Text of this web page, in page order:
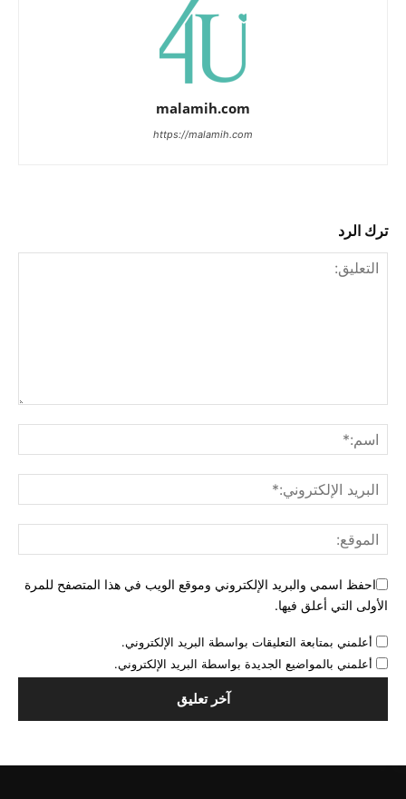
malamih.com
https://malamih.com
ترك الرد
احفظ اسمي والبريد الإلكتروني وموقع الويب في هذا المتصفح للمرة
الأولى التي أعلق فيها.
أعلمني بمتابعة التعليقات بواسطة البريد الإلكتروني.
أعلمني بالمواضيع الجديدة بواسطة البريد الإلكتروني.